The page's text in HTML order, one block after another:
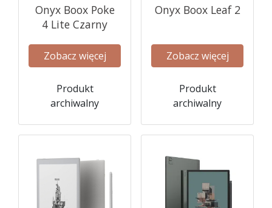
Onyx Boox Poke
4 Lite Czarny
Zobacz więcej
Produkt
archiwalny
Onyx Boox Leaf 2
Zobacz więcej
Produkt
archiwalny